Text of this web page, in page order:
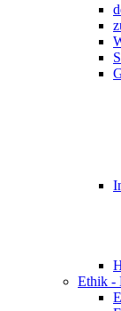
Ethik -